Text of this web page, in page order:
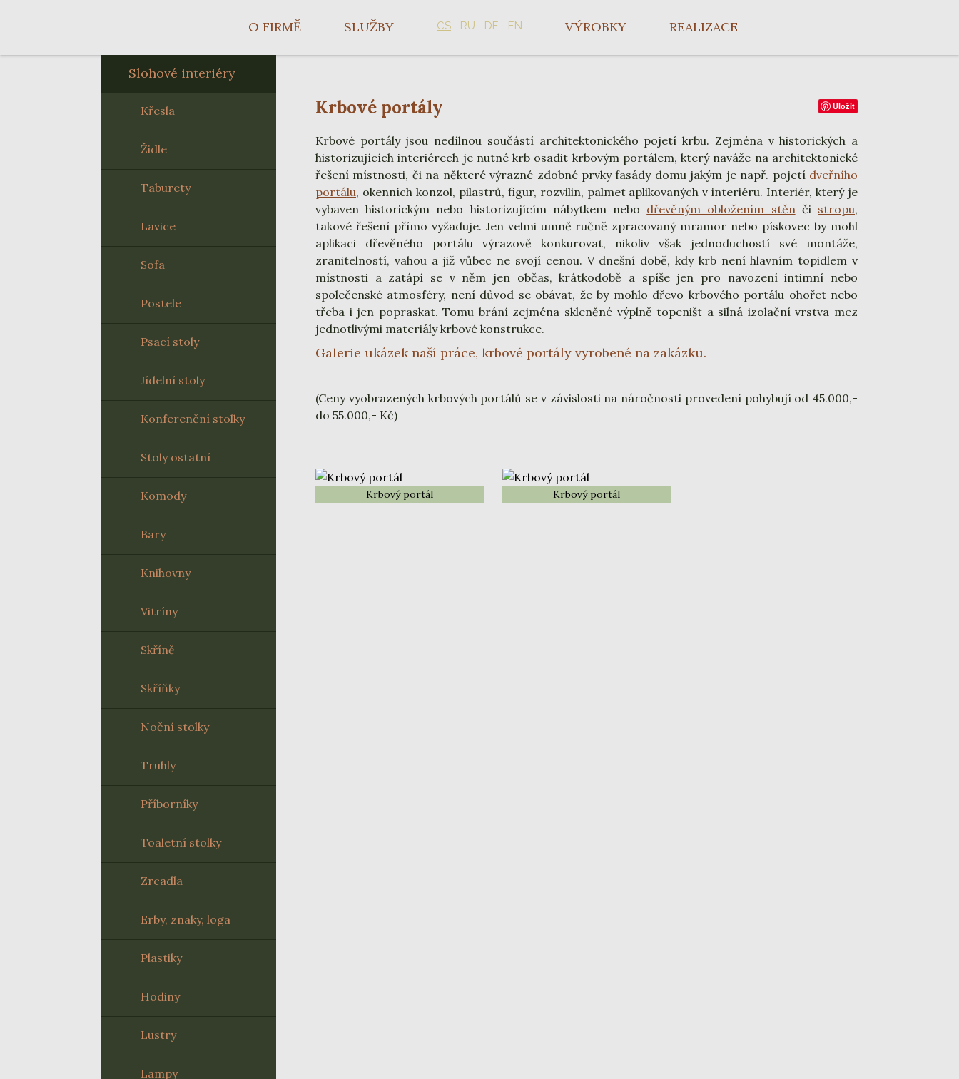
O FIRMĚ SLUŽBY VÝROBKY REALIZACE
CS RU DE EN
Uložit
Krbové portály
Krbové portály jsou nedílnou součástí architektonického pojetí krbu. Zejména v historických a
historizujících interiérech je nutné krb osadit krbovým portálem, který naváže na architektonické
řešení místnosti, či na některé výrazné zdobné prvky fasády domu jakým je např. pojetí dveřního
portálu, okenních konzol, pilastrů, figur, rozvilin, palmet aplikovaných v interiéru. Interiér, který je
vybaven historickým nebo historizujícím nábytkem nebo dřevěným obložením stěnči stropu,
takové řešení přímo vyžaduje. Jen velmi umně ručně zpracovaný mramor nebo pískovec by mohl
aplikaci dřevěného portálu výrazově konkurovat, nikoliv však jednoduchostí své montáže,
zranitelností, vahou a již vůbec ne svojí cenou. V dnešní době, kdy krb není hlavním topidlem v
místnosti a zatápí se v něm jen občas, krátkodobě a spíše jen pro navození intimní nebo
společenské atmosféry, není důvod se obávat, že by mohlo dřevo krbového portálu ohořet nebo
třeba i jen popraskat. Tomu brání zejména skleněné výplně topeništ a silná izolační vrstva mez
jednotlivými materiály krbové konstrukce.
Galerie ukázek naší práce, krbové portály vyrobené na zakázku.
(Ceny vyobrazených krbových portálů se v závislosti na náročnosti provedení pohybují od 45.000,-
do 55.000,- Kč)
Krbový portál Krbový portál
Slohové interiéry
Křesla
Židle
Taburety
Lavice
Sofa
Postele
Psací stoly
Jídelní stoly
Konferenční stolky
Stoly ostatní
Komody
Bary
Knihovny
Vitríny
Skříně
Skříňky
Noční stolky
Truhly
Příborníky
Toaletní stolky
Zrcadla
Erby, znaky, loga
Plastiky
Hodiny
Lustry
Lampy